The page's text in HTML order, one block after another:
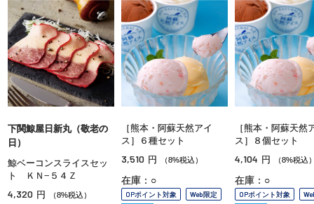
下関鯨屋日新丸（敬老の
日）
鯨ベーコンスライスセッ
ト ＫＮ−５４Ｚ
4,320 円 （8%税込）
［熊本・阿蘇天然アイ
ス］６種セット
3,510 円 （8%税込）
在庫：○
OPポイント対象
Web限定
［熊本・阿蘇天然
ス］８個セット
4,104 円 （8%税込
在庫：○
OPポイント対象